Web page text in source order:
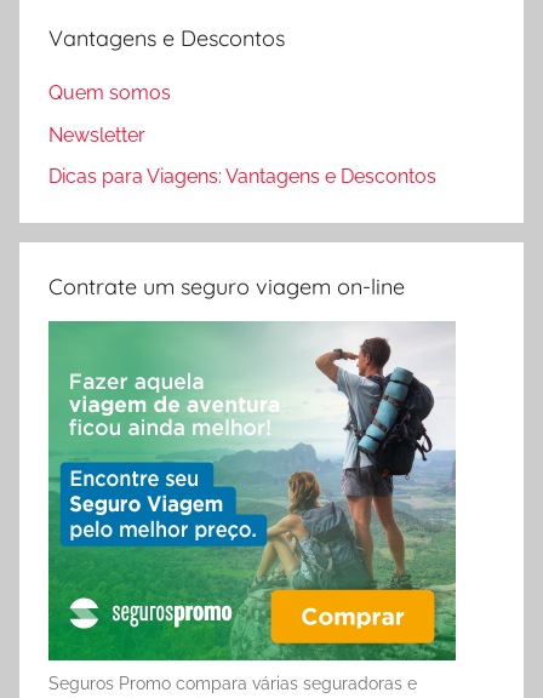
Vantagens e Descontos
Quem somos
Newsletter
Dicas para Viagens: Vantagens e Descontos
Contrate um seguro viagem on-line
Seguros Promo compara várias seguradoras e